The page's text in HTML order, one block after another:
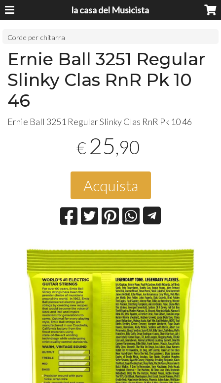
la casa del Musicista
Corde per chitarra
Ernie Ball 3251 Regular
Slinky Clas RnR Pk 10
46
Ernie Ball 3251 Regular Slinky Clas RnR Pk 10 46
€ 25,90
Acquista